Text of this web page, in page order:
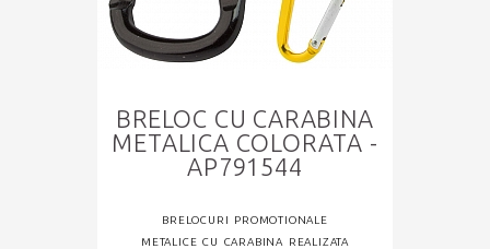
BRELOC CU CARABINA
METALICA COLORATA -
AP791544
BRELOCURI PROMOTIONALE
METALICE CU CARABINA REALIZATA